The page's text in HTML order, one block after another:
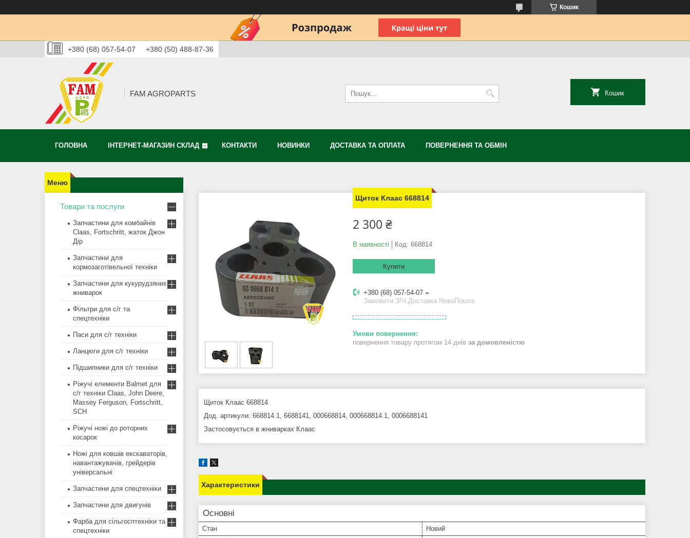
Кошик
+380 (68) 057-54-07 +380 (50) 488-87-36
FAM AGROPARTS Кошик
ГОЛОВНА ІНТЕРНЕТ-МАГАЗИН СКЛАД КОНТАКТИ НОВИНКИ ДОСТАВКА ТА ОПЛАТА ПОВЕРНЕННЯ ТА ОБМІН
Щиток Клаас 668814
2 300 ₴
В наявності Код: 668814
Купити
+380 (68) 057-54-07
Замовити З/Ч.Доставка НоваПошта
повернення товару протягом 14 днів за домовленістю
Щиток Клаас 668814
Дод. артикули: 668814.1, 6688141, 000668814, 000668814.1, 0006688141
Застосовується в жниварках Клаас
Характеристики
Основні
Стан
Новий
Товари та послуги
Запчастини для комбайнів
Claas, Fortschritt, жаток Джон
Дір
Запчастини для
кормозаготівельної техніки
Запчастини для кукурудзяних
жниварок
Фільтри для с/г та
спецтехніки
Паси для с/г техніки
Ланцюги для с/г техніки
Підшипники для с/г техніки
Ріжучі елементи Balmet для
с/г техніки Claas, John Deere,
Massey Ferguson, Fortschritt,
SCH
Ріжучі ножі до роторних
косарок
Ножі для ковшів екскаваторів,
навантажувачів, грейдерів
універсальні
Запчастини для спецтехніки
Запчастини для двигунів
Фарба для сільгосптехніки та
спецтехніки